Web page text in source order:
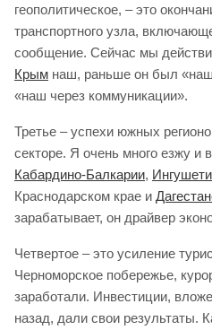
геополитическое, – это
транспортного узла,
сообщение. Сейчас мы
Крым наш, раньше он был «наш
«наш через коммуникации».
Третье – успехи южных
секторе. Я очень много езжу и
Кабардино-Балкарии,
Краснодарском крае и
зарабатывает, он драйвер
Четвертое – это усиление
Черноморское побережье,
заработали. Инвестиции,
назад, дали свои результаты.